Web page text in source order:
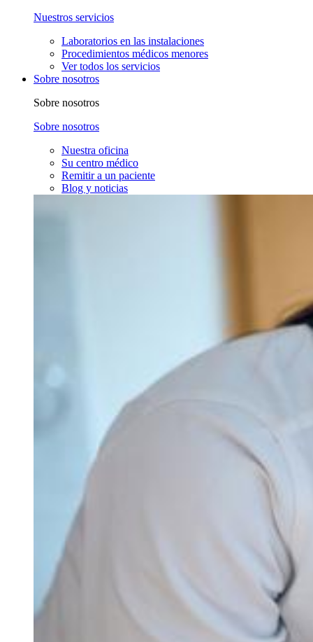
Nuestros servicios
Laboratorios en las instalaciones
Procedimientos médicos menores
Ver todos los servicios
Sobre nosotros
Sobre nosotros
Sobre nosotros
Nuestra oficina
Su centro médico
Remitir a un paciente
Blog y noticias